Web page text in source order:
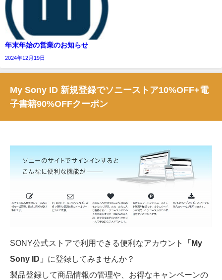
年末年始の営業のお知らせ
2024年12月19日
My Sony ID 新規登録でソニーストア10%OFF+電
子書籍90%OFFクーポン
SONY公式ストアで利用できる便利なアカウント
「My
Sony ID」 に登録してみませんか？
製品登録して商品情報の管理や、お得なキャンペーンの